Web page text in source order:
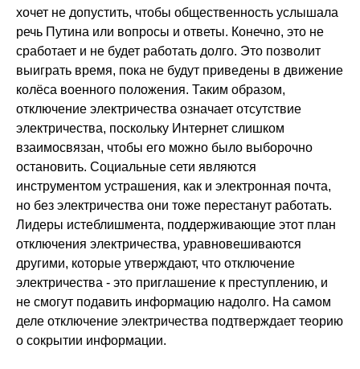
хочет не допустить, чтобы общественность услышала
речь Путина или вопросы и ответы. Конечно, это не
сработает и не будет работать долго. Это позволит
выиграть время, пока не будут приведены в движение
колёса военного положения. Таким образом,
отключение электричества означает отсутствие
электричества, поскольку Интернет слишком
взаимосвязан, чтобы его можно было выборочно
остановить. Социальные сети являются
инструментом устрашения, как и электронная почта,
но без электричества они тоже перестанут работать.
Лидеры истеблишмента, поддерживающие этот план
отключения электричества, уравновешиваются
другими, которые утверждают, что отключение
электричества - это приглашение к преступлению, и
не смогут подавить информацию надолго. На самом
деле отключение электричества подтверждает теорию
о сокрытии информации.